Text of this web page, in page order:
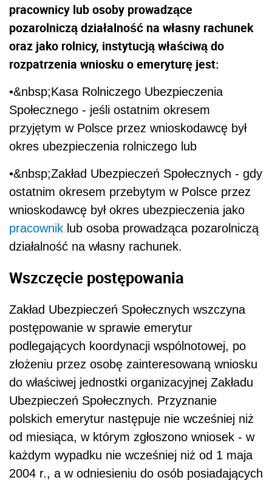
pracownicy lub osoby prowadzące
pozarolniczą działalność na własny rachunek
oraz jako rolnicy, instytucją właściwą do
rozpatrzenia wniosku o emeryturę jest:
•&nbsp;Kasa Rolniczego Ubezpieczenia
Społecznego - jeśli ostatnim okresem
przyjętym w Polsce przez wnioskodawcę był
okres ubezpieczenia rolniczego lub
•&nbsp;Zakład Ubezpieczeń Społecznych - gdy
ostatnim okresem przebytym w Polsce przez
wnioskodawcę był okres ubezpieczenia jako
pracownik lub osoba prowadząca pozarolniczą
działalność na własny rachunek.
Wszczęcie postępowania
Zakład Ubezpieczeń Społecznych wszczyna
postępowanie w sprawie emerytur
podlegających koordynacji wspólnotowej, po
złożeniu przez osobę zainteresowaną wniosku
do właściwej jednostki organizacyjnej Zakładu
Ubezpieczeń Społecznych. Przyznanie
polskich emerytur następuje nie wcześniej niż
od miesiąca, w którym zgłoszono wniosek - w
każdym wypadku nie wcześniej niż od 1 maja
2004 r., a w odniesieniu do osób posiadających